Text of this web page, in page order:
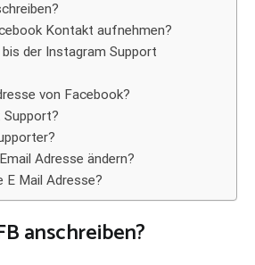
Kontakt aufnehmen?
der Instagram Support
von Facebook?
Adresse ändern?
E Mail Adresse?
anschreiben?